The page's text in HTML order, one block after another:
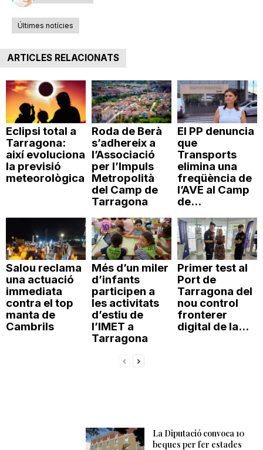
r
a
g
o
a
Últimes notícies
ARTICLES RELACIONATS
Eclipsi total a
Tarragona:
així evoluciona
la previsió
meteorològica
Roda de Berà
s’adhereix a
l’Associació
per l’Impuls
Metropolità
del Camp de
Tarragona
El PP denuncia
que
Transports
elimina una
freqüència de
l’AVE al Camp
de...
Salou reclama
una actuació
immediata
contra el top
manta de
Cambrils
Més d’un miler
d’infants
participen a
les activitats
d’estiu de
l’IMET a
Tarragona
Primer test al
Port de
Tarragona del
nou control
fronterer
digital de la...